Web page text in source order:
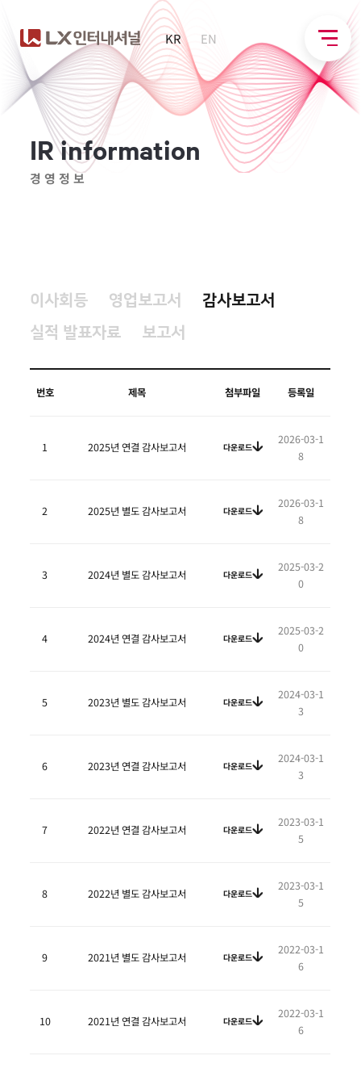
KR EN
IRinformation
경영정보
이사회등 영업보고서
감사보고서
실적 발표자료
보고서
번호 제목 첨부파일 등록일
1 2025년 연결 감사보고서 다운로드
2026-03-1
8
2 2025년 별도 감사보고서 다운로드
2026-03-1
8
3 2024년 별도 감사보고서 다운로드
2025-03-2
0
4 2024년 연결 감사보고서 다운로드
2025-03-2
0
5 2023년 별도 감사보고서 다운로드
2024-03-1
3
6 2023년 연결 감사보고서 다운로드
2024-03-1
3
7 2022년 연결 감사보고서 다운로드
2023-03-1
5
8 2022년 별도 감사보고서 다운로드
2023-03-1
5
9 2021년 별도 감사보고서 다운로드
2022-03-1
6
10 2021년 연결 감사보고서 다운로드
2022-03-1
6